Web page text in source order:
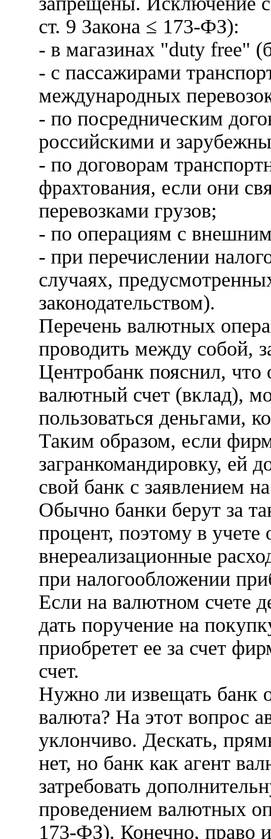
ст. 9 Закона ≤ 173-ФЗ):
- в магазинах "duty free"
- c пассажирами
международных
- по посредническим
российскими и
- по договорам
фрахтования, если они
перевозками грузов;
- по операциям с
- при перечислении
случаях,
законодательством).
Перечень валютных
проводить между собой,
Центробанк пояснил,
валютный счет (вклад),
пользоваться деньгами,
Таким образом, если
загранкомандировку, ей
свой банк с заявлением
Обычно банки берут за
процент, поэтому в учете
внереализационные
при налогообложении
Если на валютном счете
дать поручение на
приобретет ее за счет
счет.
Нужно ли извещать банк
валюта? На этот вопрос
уклончиво. Дескать,
нет, но банк как агент
затребовать
проведением валютных
173-ФЗ). Конечно, право